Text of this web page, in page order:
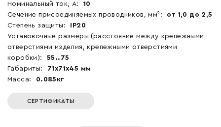
Номинальный ток, А:
10
Сечение присоединяемых проводников, мм²:
от 1,0 до 2,5
Степень защиты:
IP20
Установочные размеры (расстояние между крепежными
отверстиями изделия, крепежными отверстиями
коробки):
55..75
Габариты:
71x71x45 мм
Масса:
0.085кг
СЕРТИФИКАТЫ